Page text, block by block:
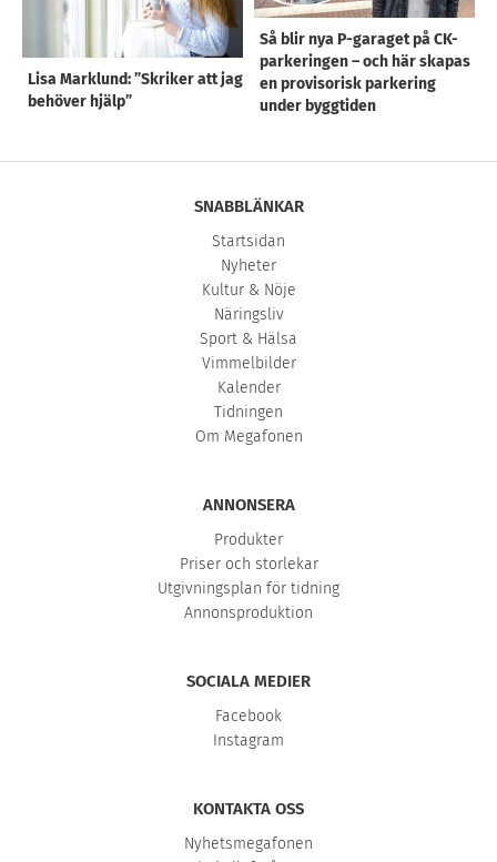
Lisa Marklund: ”Skriker att jag
behöver hjälp”
Så blir nya P-garaget på CK-
parkeringen – och här skapas
en provisorisk parkering
under byggtiden
SNABBLÄNKAR
Startsidan
Nyheter
Kultur & Nöje
Näringsliv
Sport & Hälsa
Vimmelbilder
Kalender
Tidningen
Om Megafonen
ANNONSERA
Produkter
Priser och storlekar
Utgivningsplan för tidning
Annonsproduktion
SOCIALA MEDIER
Facebook
Instagram
KONTAKTA OSS
Nyhetsmegafonen